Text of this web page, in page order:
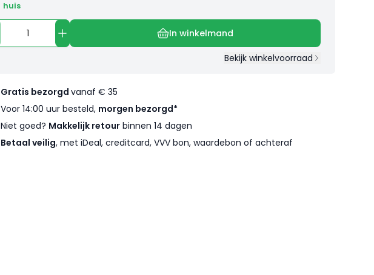
huis
In winkelmand
Bekijk winkelvoorraad
Gratis bezorgd vanaf € 35
Voor 14:00 uur besteld, morgen bezorgd*
Niet goed? Makkelijk retour binnen 14 dagen
Betaal veilig, met iDeal, creditcard, VVV bon, waardebon of achteraf